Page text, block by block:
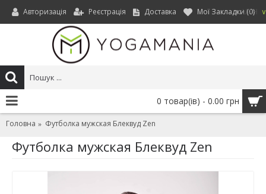
UAH ∨
Авторизація Реєстрація Доставка Мої Закладки (0)
0 товар(ів) - 0.00 грн
Головна Футболка мужская Блеквуд Zen
Футболка мужская Блеквуд Zen